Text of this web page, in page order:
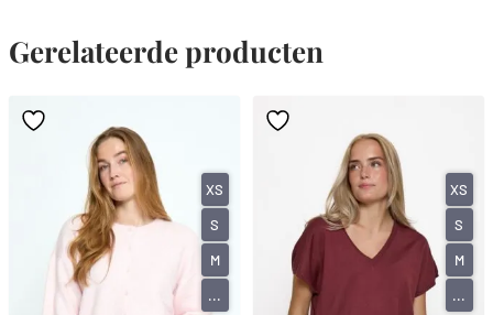
Gerelateerde producten
XS
S
M
...
XS
S
M
...